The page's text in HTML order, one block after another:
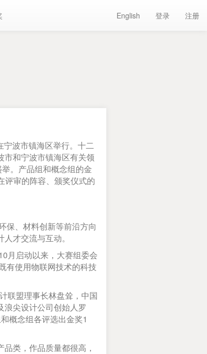
English 登录 注册
波市镇海区举行。十二
市和宁波市镇海区有关领
。产品组和概念组的金
评审的阵容、颁奖仪式的
保、材料创新等前沿方向
才交流与互动。
月启动以来，大赛组委会
有使用物联网技术的科技
联盟理事长林盘耸，中国
尖设计公司创始人罗
概念组各评选出金奖1
类，作品质量都很高，